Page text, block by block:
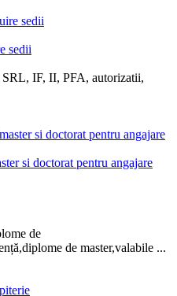
sedii
IF, II, PFA, autorizatii,
si doctorat pentru angajare
de
de master,valabile ...